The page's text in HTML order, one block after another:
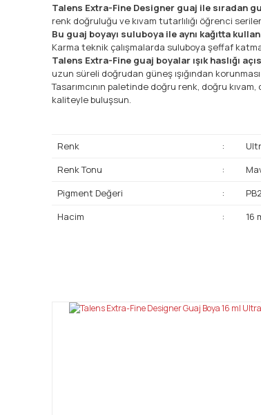
Talens Extra-Fine Designer guaj ile sıradan
renk doğruluğu ve kıvam tutarlılığı öğrenci
Bu guaj boyayı suluboya ile aynı kağıtta
Karma teknik çalışmalarda suluboya şeffaf
Talens Extra-Fine guaj boyalar ışık haslığı
uzun süreli doğrudan güneş ışığından
Tasarımcının paletinde doğru renk, doğru
kaliteyle buluşsun.
Renk :
Renk Tonu
:
Pigment Değeri
:
Hacim
: 16
Bu ürünün fiyat bilgisi, resim, ürün
Ürün resmi kalitesiz, bozuk veya